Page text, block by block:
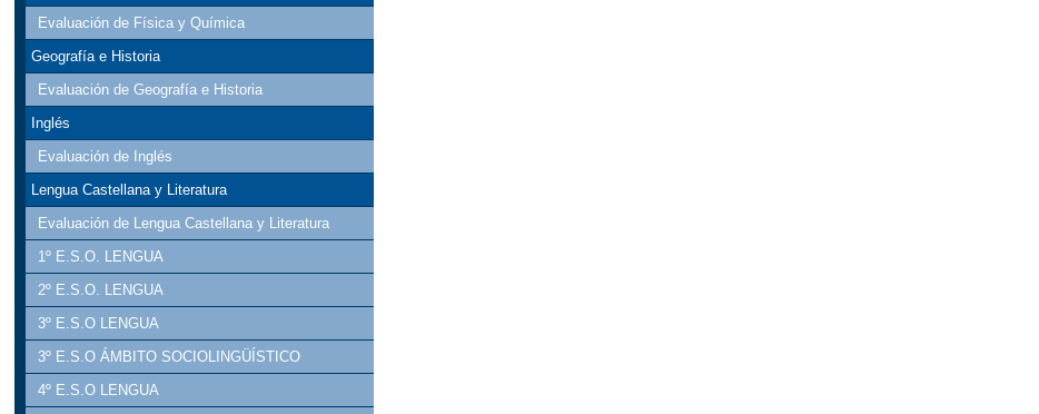
Evaluación de Física y Química
Geografía e Historia
Evaluación de Geografía e Historia
Inglés
Evaluación de Inglés
Lengua Castellana y Literatura
Evaluación de Lengua Castellana y Literatura
1º E.S.O. LENGUA
2º E.S.O. LENGUA
3º E.S.O LENGUA
3º E.S.O ÁMBITO SOCIOLINGÜÍSTICO
4º E.S.O LENGUA